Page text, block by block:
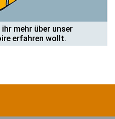
erfahren wollt.